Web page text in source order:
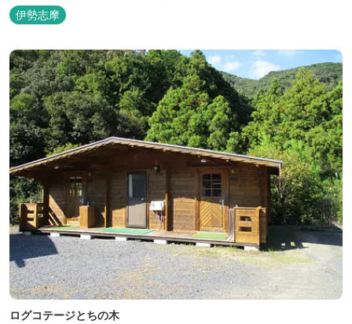
となっており、おひとり様限定のお部屋、お二人様限定のお部屋、
3名様から5名様限定のお部屋とあります。 お風呂やトイレは別棟
に完備。 国道260号向いには喫茶食事とちの木では、お食事もでき
人気のトンテ...
伊勢志摩
ログコテージとちの木